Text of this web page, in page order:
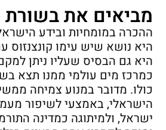
מביאים את
ההכרה במומחיות ובידע
היא נושא שיש עימו קונצנזוס
היא גם הבסיס שעליו ניתן
כמרכז מים עולמי ממנו תצא
כולו. מדובר במנוע צמיחה
הישראלי, באמצעי לשיפור
ישראל, ולמיתוגה כמדינה